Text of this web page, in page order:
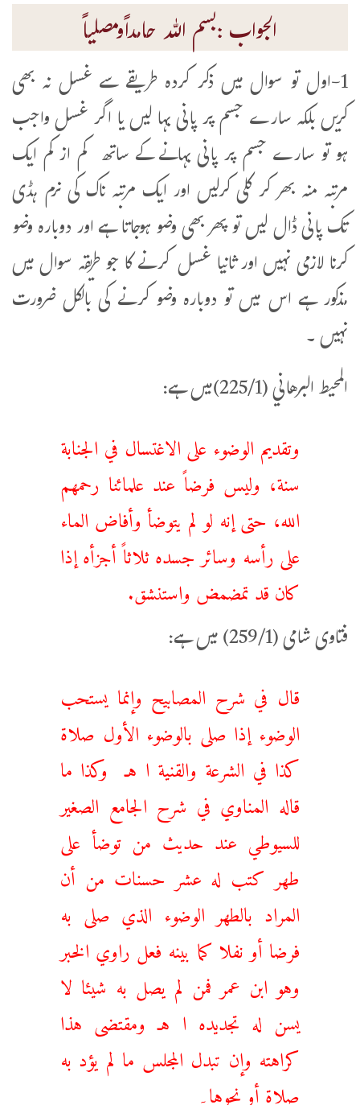
الجواب :بسم اللہ حامداًومصلیاً
1-اول تو سوال میں ذکر کردہ طریقے سے غسل نہ بھی
کریں بلکہ سارے جسم پر پانی بہا لیں یا اگر غسل واجب
ہو تو سارے جسم پر پانی بہانے کے ساتھ کم از کم ایک
مرتبہ منہ بھر کر کلی کرلیں اور ایک مرتبہ ناک کی نرم ہڈی
تک پانی ڈال لیں تو پھر بھی وضو ہوجاتا ہے اور دوبارہ وضو
کرنا لازمی نہیں اور ثانیا غسل کرنے کا جو طریقہ سوال میں
مذکور ہے اس میں تو دوبارہ وضو کرنے کی بالکل ضرورت
نہیں ۔
المحيط البرهاني (225/1)ميں ہے:
وتقديم الوضوء على الاغتسال في الجنابة
سنة، وليس فرضاً عند علمائنا رحمهم
الله، حتى إنه لو لم يتوضأ وأفاض الماء
على رأسه وسائر جسده ثلاثاً أجزأه إذا
كان قد تمضمض واستنشق.
فتاوی شامی (259/1) میں ہے:
قال في شرح المصابيح وإنما يستحب
الوضوء إذا صلى بالوضوء الأول صلاة
كذا في الشرعة والقنية ا هـ وكذا ما
قاله المناوي في شرح الجامع الصغير
للسيوطي عند حديث من توضأ على
طهر كتب له عشر حسنات من أن
المراد بالطهر الوضوء الذي صلى به
فرضا أو نفلا كما بينه فعل راوي الخبر
وهو ابن عمر فمن لم يصل به شيئا لا
يسن له تجديده ا هـ ومقتضى هذا
كراهته وإن تبدل المجلس ما لم يؤد به
صلاة أو نحوها۔